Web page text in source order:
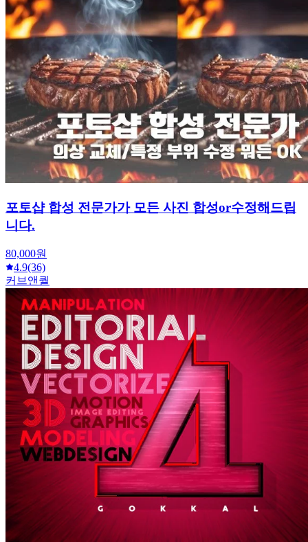
포토샵 합성 전문가가 모든 사진 합성or수정해드립
니다.
80,000원
4.9(36)
커브앤퀄